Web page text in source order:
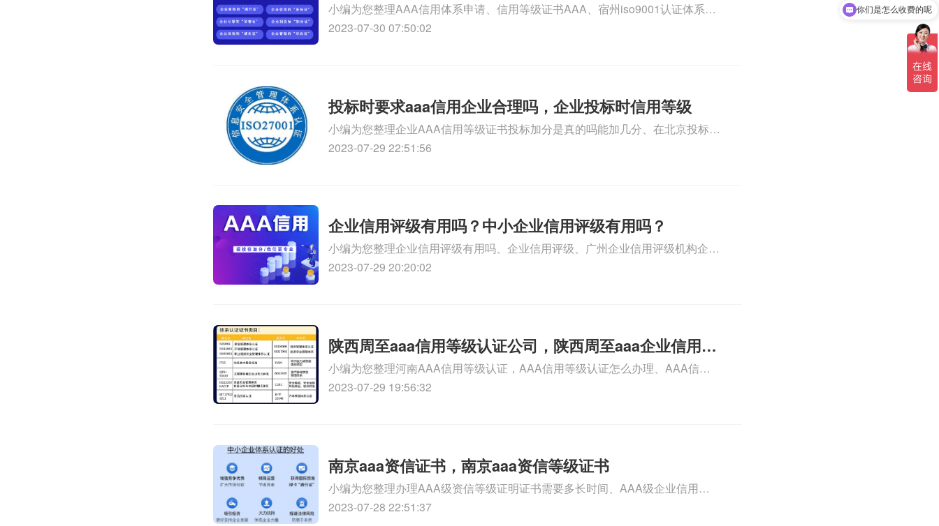
小编为您整理AAA信用体系申请、信用等级证书AAA、宿州iso9001认证体系认
证机构哪个公司比较好、信用等级证书AAA信用如何申请、AAA信用认证是什
2023-07-30 07:50:02
投标时要求aaa信用企业合理吗，企业投标时信用等级
小编为您整理企业AAA信用等级证书投标加分是真的吗能加几分、在北京投标
时，需要信用报告和信用等级证书吗、投标需近10年守合同重信用单位称号合
2023-07-29 22:51:56
企业信用评级有用吗？中小企业信用评级有用吗？
小编为您整理企业信用评级有用吗、企业信用评级、广州企业信用评级机构企业
信用评级公司有哪些、云南白药企业信用评级、企业信用评级的评级方法相关
2023-07-29 20:20:02
陕西周至aaa信用等级认证公司，陕西周至aaa企业信用认
证公司
小编为您整理河南AAA信用等级认证，AAA信用等级认证怎么办理、AAA信用
等级认证哪个公司有实力、公司申请AAA信用等级认证要什么条件、企业AAA
2023-07-29 19:56:32
南京aaa资信证书，南京aaa资信等级证书
小编为您整理办理AAA级资信等级证明证书需要多长时间、AAA级企业信用等
级证书和AAA级企业资信等级证书怎么申办、怎么申请方圆资信招投标企业aaa
2023-07-28 22:51:37
你们是怎么收费的呢